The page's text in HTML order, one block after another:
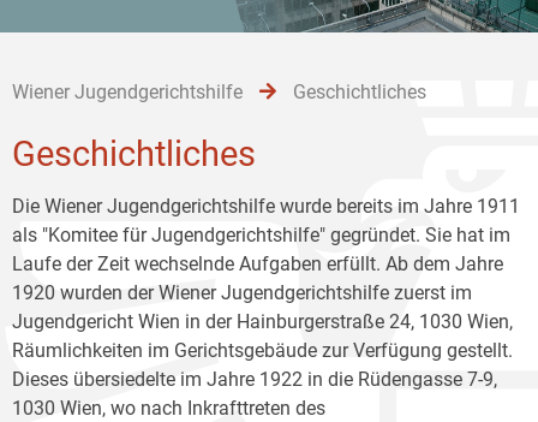
Wiener Jugendgerichtshilfe Geschichtliches
Geschichtliches
Die Wiener Jugendgerichtshilfe wurde bereits im Jahre 1911
als "Komitee für Jugendgerichtshilfe" gegründet. Sie hat im
Laufe der Zeit wechselnde Aufgaben erfüllt. Ab dem Jahre
1920 wurden der Wiener Jugendgerichtshilfe zuerst im
Jugendgericht Wien in der Hainburgerstraße 24, 1030 Wien,
Räumlichkeiten im Gerichtsgebäude zur Verfügung gestellt.
Dieses übersiedelte im Jahre 1922 in die Rüdengasse 7-9,
1030 Wien, wo nach Inkrafttreten des